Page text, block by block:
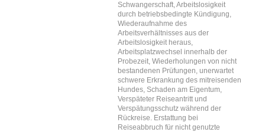
Schwangerschaft, Arbeitslosigkeit
durch betriebsbedingte Kündigung,
Wiederaufnahme des
Arbeitsverhältnisses aus der
Arbeitslosigkeit heraus,
Arbeitsplatzwechsel innerhalb der
Probezeit, Wiederholungen von nicht
bestandenen Prüfungen, unerwartet
schwere Erkrankung des mitreisenden
Hundes, Schaden am Eigentum,
Verspäteter Reiseantritt und
Verspätungsschutz während der
Rückreise. Erstattung bei
Reiseabbruch für nicht genutzte